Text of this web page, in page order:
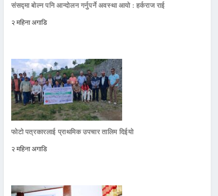
संसद्मा बोल्न पनि आन्दोलन गर्नुपर्ने अवस्था आयो : हर्कराज राई
२ महिना अगाडि
फोटो पत्रकारलाई प्राथमिक उपचार तालिम दिईयो
२ महिना अगाडि